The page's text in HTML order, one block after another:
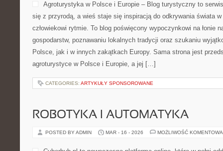
Agroturystyka w Polsce i Europie – Blog turystyczny to
się z przyrodą, a wieś staje się inspiracją do odkrywania świata
człowiekowi rytmie. To blog poświęcony wypoczynkowi na łonie
gospodarstw, poznawaniu lokalnych tradycji oraz szukaniu
Polsce, jak i w innych zakątkach Europy. Sama strona jest
agroturystyce w Polsce i Europie, a jej […]
CATEGORIES: ARTYKUŁY SPONSOROWANE
ROBOTYKA I AUTOMATYKA
POSTED BY ADMIN MAR - 16 - 2026 MOŻLIWOŚĆ